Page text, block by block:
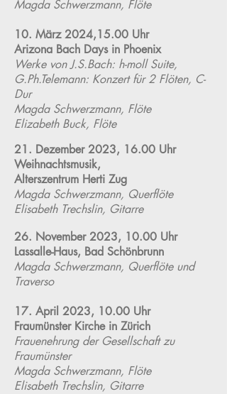
Magda Schwerzmann, Flöte
10. März 2024,15.00 Uhr
Arizona Bach Days in Phoenix
Werke von J.S.Bach: h-moll Suite,
G.Ph.Telemann: Konzert für 2 Flöten, C-
Dur
Magda Schwerzmann, Flöte
Elizabeth Buck, Flöte
21. Dezember 2023, 16.00 Uhr
Weihnachtsmusik,
Alterszentrum Herti Zug
Magda Schwerzmann, Querflöte
Elisabeth Trechslin, Gitarre
26. November 2023, 10.00 Uhr
Lassalle-Haus, Bad Schönbrunn
Magda Schwerzmann, Querflöte und
Traverso
17. April 2023, 10.00 Uhr
Fraumünster Kirche in Zürich
Frauenehrung der Gesellschaft zu
Fraumünster
Magda Schwerzmann, Flöte
Elisabeth Trechslin, Gitarre